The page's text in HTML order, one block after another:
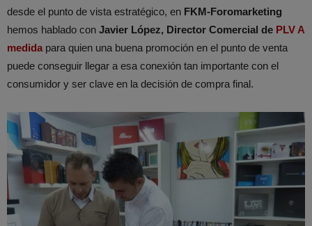
desde el punto de vista estratégico, en FKM-Foromarketing
hemos hablado con Javier López, Director Comercial de PLV A
medida para quien una buena promoción en el punto de venta
puede conseguir llegar a esa conexión tan importante con el
consumidor y ser clave en la decisión de compra final.